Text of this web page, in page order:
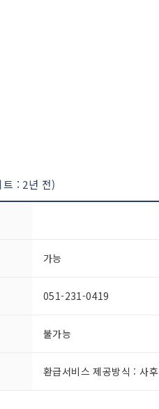
트 : 2년 전)
가능
051-231-0419
불가능
환급서비스 제공방식 : 사후